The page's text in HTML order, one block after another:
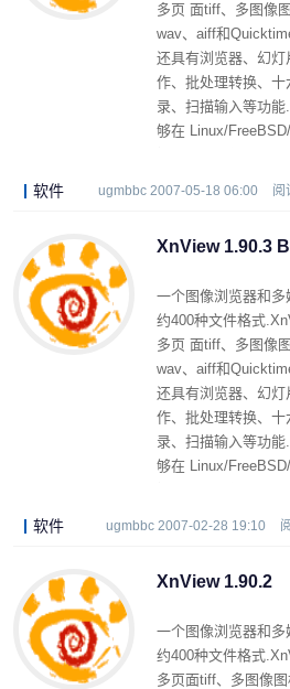
多页 面tiff、多图像
wav、aiff和
还具有浏览器、幻灯
作、批处理转换、
录、扫描输入等功
够在 Linux/
软件 ugmbbc 2007-05-18 06:00 阅
XnView 1.90.3
一个图像浏览器和
约400种文件格式
多页 面tiff、多图像
wav、aiff和
还具有浏览器、幻灯
作、批处理转换、
录、扫描输入等功
够在 Linux/
软件 ugmbbc 2007-02-28 19:10
XnView 1.90.2
一个图像浏览器和
约400种文件格式
多页面tiff、多图像图